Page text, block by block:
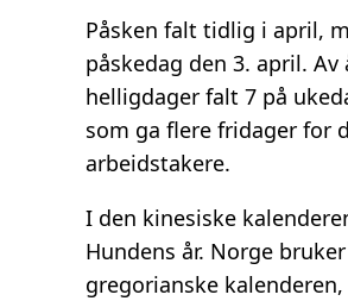
Påsken falt tidlig i april,
påskedag den 3. april. Av
helligdager falt 7 på
som ga flere fridager for
arbeidstakere.
I den kinesiske
Hundens år. Norge
gregorianske